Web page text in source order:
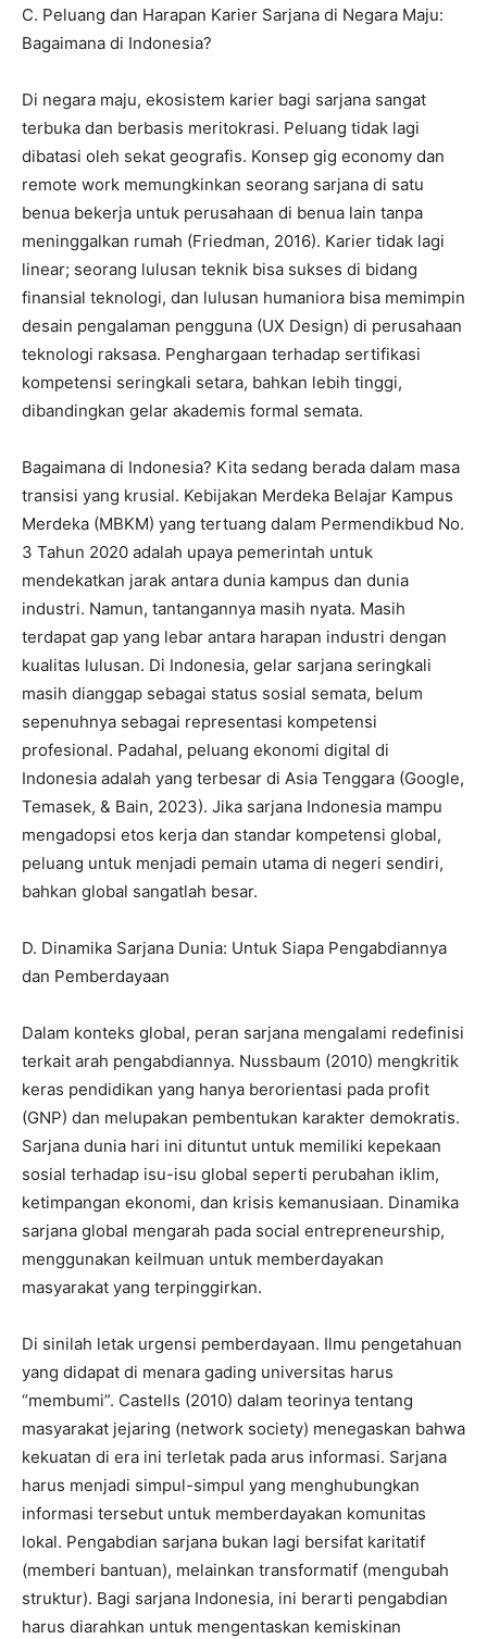
​C. Peluang dan Harapan Karier Sarjana di Negara Maju:
Bagaimana di Indonesia?
​Di negara maju, ekosistem karier bagi sarjana sangat
terbuka dan berbasis meritokrasi. Peluang tidak lagi
dibatasi oleh sekat geografis. Konsep gig economy dan
remote work memungkinkan seorang sarjana di satu
benua bekerja untuk perusahaan di benua lain tanpa
meninggalkan rumah (Friedman, 2016). Karier tidak lagi
linear; seorang lulusan teknik bisa sukses di bidang
finansial teknologi, dan lulusan humaniora bisa memimpin
desain pengalaman pengguna (UX Design) di perusahaan
teknologi raksasa. Penghargaan terhadap sertifikasi
kompetensi seringkali setara, bahkan lebih tinggi,
dibandingkan gelar akademis formal semata.
​Bagaimana di Indonesia? Kita sedang berada dalam masa
transisi yang krusial. Kebijakan Merdeka Belajar Kampus
Merdeka (MBKM) yang tertuang dalam Permendikbud No.
3 Tahun 2020 adalah upaya pemerintah untuk
mendekatkan jarak antara dunia kampus dan dunia
industri. Namun, tantangannya masih nyata. Masih
terdapat gap yang lebar antara harapan industri dengan
kualitas lulusan. Di Indonesia, gelar sarjana seringkali
masih dianggap sebagai status sosial semata, belum
sepenuhnya sebagai representasi kompetensi
profesional. Padahal, peluang ekonomi digital di
Indonesia adalah yang terbesar di Asia Tenggara (Google,
Temasek, & Bain, 2023). Jika sarjana Indonesia mampu
mengadopsi etos kerja dan standar kompetensi global,
peluang untuk menjadi pemain utama di negeri sendiri,
bahkan global sangatlah besar.
​D. Dinamika Sarjana Dunia: Untuk Siapa Pengabdiannya
dan Pemberdayaan
​Dalam konteks global, peran sarjana mengalami redefinisi
terkait arah pengabdiannya. Nussbaum (2010) mengkritik
keras pendidikan yang hanya berorientasi pada profit
(GNP) dan melupakan pembentukan karakter demokratis.
Sarjana dunia hari ini dituntut untuk memiliki kepekaan
sosial terhadap isu-isu global seperti perubahan iklim,
ketimpangan ekonomi, dan krisis kemanusiaan. Dinamika
sarjana global mengarah pada social entrepreneurship,
menggunakan keilmuan untuk memberdayakan
masyarakat yang terpinggirkan.
​Di sinilah letak urgensi pemberdayaan. Ilmu pengetahuan
yang didapat di menara gading universitas harus
“membumi”. Castells (2010) dalam teorinya tentang
masyarakat jejaring (network society) menegaskan bahwa
kekuatan di era ini terletak pada arus informasi. Sarjana
harus menjadi simpul-simpul yang menghubungkan
informasi tersebut untuk memberdayakan komunitas
lokal. Pengabdian sarjana bukan lagi bersifat karitatif
(memberi bantuan), melainkan transformatif (mengubah
struktur). Bagi sarjana Indonesia, ini berarti pengabdian
harus diarahkan untuk mengentaskan kemiskinan